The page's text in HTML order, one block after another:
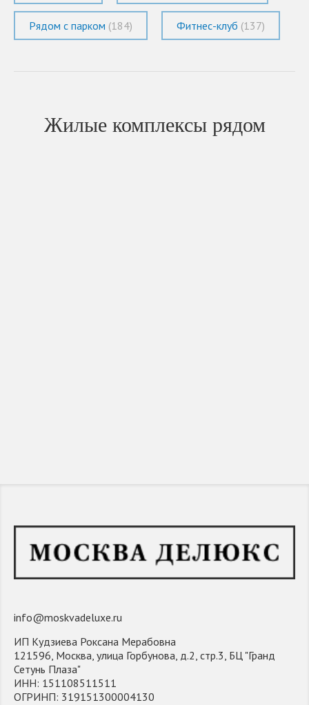
Рядом с парком (184) Фитнес-клуб (137)
Жилые комплексы рядом
info@moskvadeluxe.ru
ИП Кудзиева Роксана Мерабовна
121596, Москва, улица Горбунова, д.2, стр.3, БЦ "Гранд
Сетунь Плаза"
ИНН: 151108511511
ОГРИНП: 319151300004130